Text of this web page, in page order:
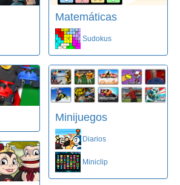
Matemáticas
Sudokus
Minijuegos
Diarios
Miniclip